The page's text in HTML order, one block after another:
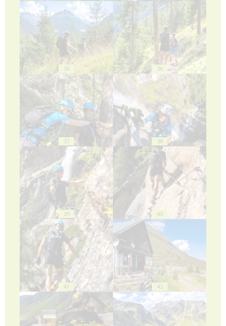
35 36
37 38
39 40
41 42